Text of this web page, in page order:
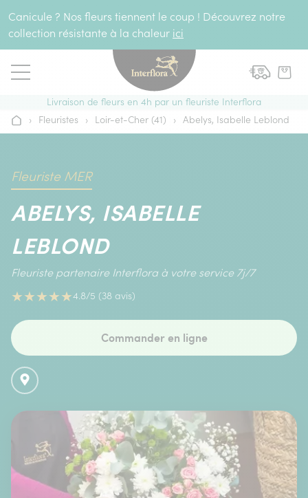
Canicule ? Nos fleurs tiennent le coup ! Découvrez notre
collection résistante à la chaleur ici
Livraison de fleurs en 4h par un fleuriste Interflora
Accueil
› Fleuristes › Loir-et-Cher (41) › Abelys, Isabelle Leblond
Fleuriste MER
ABELYS, ISABELLE
LEBLOND
Fleuriste partenaire Interflora à votre service 7j/7
★★★★★4.8/5 (38 avis)
Commander en ligne